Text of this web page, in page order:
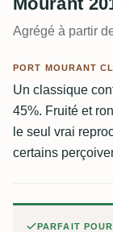
Agrégé à partir
PORT MOURANT
Un classique
45%. Fruité et
le seul vrai
certains
PARFAIT POUR